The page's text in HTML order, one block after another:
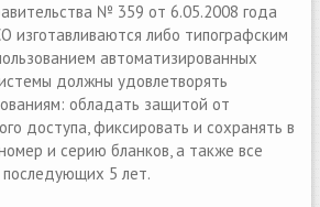
№ 359 от 6.05.2008 года
изготавливаются либо типографским
автоматизированных
должны удовлетворять
обладать защитой от
доступа, фиксировать и сохранять в
и серию бланков, а также все
5 лет.